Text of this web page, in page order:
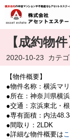
【成約物
2020-10-23 カテゴ
【物件概要】
●物件名称：横浜マ
●所在：神奈川県横
●交通：京浜東北・
●専有面積：内法
●間取り：2LDK
●詳細な物件概要は